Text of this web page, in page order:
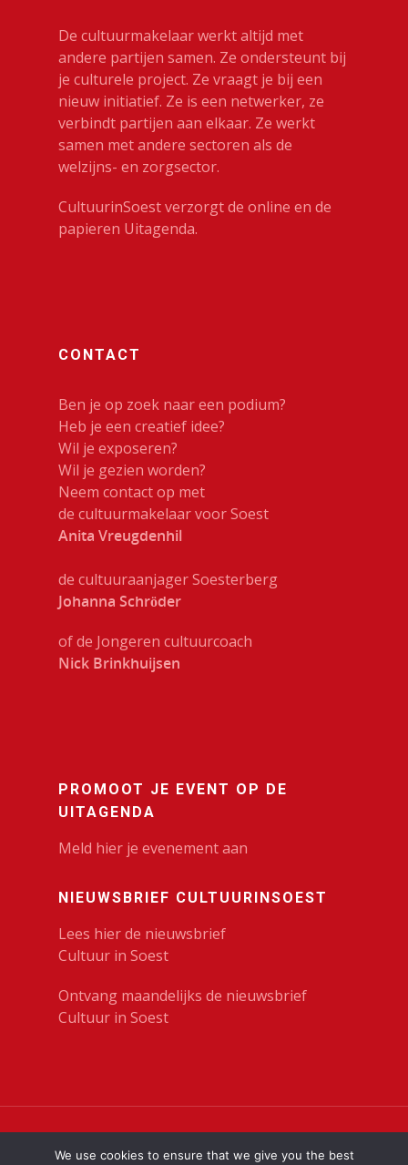
De cultuurmakelaar werkt altijd met
andere partijen samen. Ze ondersteunt bij
je culturele project. Ze vraagt je bij een
nieuw initiatief. Ze is een netwerker, ze
verbindt partijen aan elkaar. Ze werkt
samen met andere sectoren als de
welzijns- en zorgsector.
CultuurinSoest verzorgt de online en de
papieren Uitagenda.
CONTACT
Ben je op zoek naar een podium?
Heb je een creatief idee?
Wil je exposeren?
Wil je gezien worden?
Neem contact op met
de cultuurmakelaar voor Soest
Anita Vreugdenhil
de cultuuraanjager Soesterberg
Johanna Schröder
of de Jongeren cultuurcoach
Nick Brinkhuijsen
PROMOOT JE EVENT OP DE
UITAGENDA
Meld hier je evenement aan
NIEUWSBRIEF CULTUURINSOEST
Lees hier de nieuwsbrief
Cultuur in Soest
Ontvang maandelijks de nieuwsbrief
Cultuur in Soest
© 2023 Cultuur in Soest | KunstenHuis |Privacy
Verklaring
We use cookies to ensure that we give you the best